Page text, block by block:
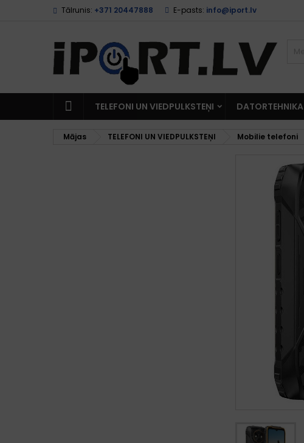
Tālrunis: +371 20447888 E-pasts: info@iport.lv
TELEFONI UN VIEDPULKSTEŅI DATORTEHNIKA
Mājas TELEFONI UN VIEDPULKSTEŅI Mobilie telefoni